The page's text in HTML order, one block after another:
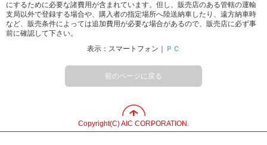
にするために必要な諸費用が含まれています。但し、販売店のある管轄の運輸
支局以外で登録する場合や、購入者の指定場所へ陸送納車したり、遠方納車時
など、販売条件によっては追加費用が必要な場合があるので、販売店に必ず事
前に確認して下さい。
表示：スマートフォン｜
ＰＣ
前のページに戻る
Copyright(C) AIC CORPORATION.